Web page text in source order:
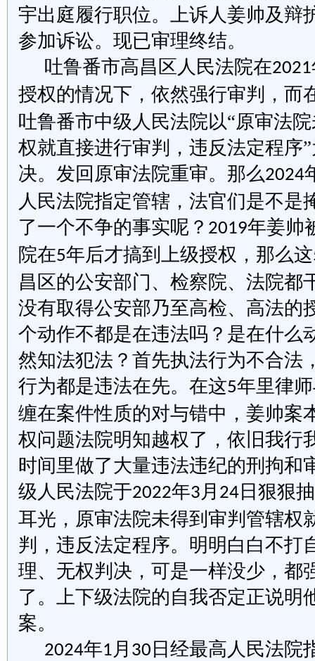
宇出庭履行职位。上诉人姜帅及辩
参加诉讼。现已审理终结。
吐鲁番市高昌区人民法院在2021
授权的情况下，依然强行审判，而
吐鲁番市中级人民法院以“原审法
权就直接进行审判，违反法定程序
决。发回原审法院重审。那么2024
人民法院指定管辖 ， 法官们是不是
了一个不争的事实呢？ 2019年姜帅
院在5年后才搞到上级授权，那么这
昌区的公安部门、检察院、法院都
没有取得公安部乃至高检、高法的
个动作不都是在违法吗？是在什么
然知法犯法？首先执法行为不合法
行为都是违法在先。在这5年里律
缠在案件性质的对与错中，姜帅案
权问题法院明知越权了，依旧我行
时间里做了大量违法违纪的刑拘和
级人民法院于2022年3月 24 日狠狠
耳光，原审法院未得到审判管辖权
判，违反法定程序。明明白白不打
理、无权判决，可是一样没少，都
了。上下级法院的自我否定正说明
案。
2024年1月 30 日经最高人民法院